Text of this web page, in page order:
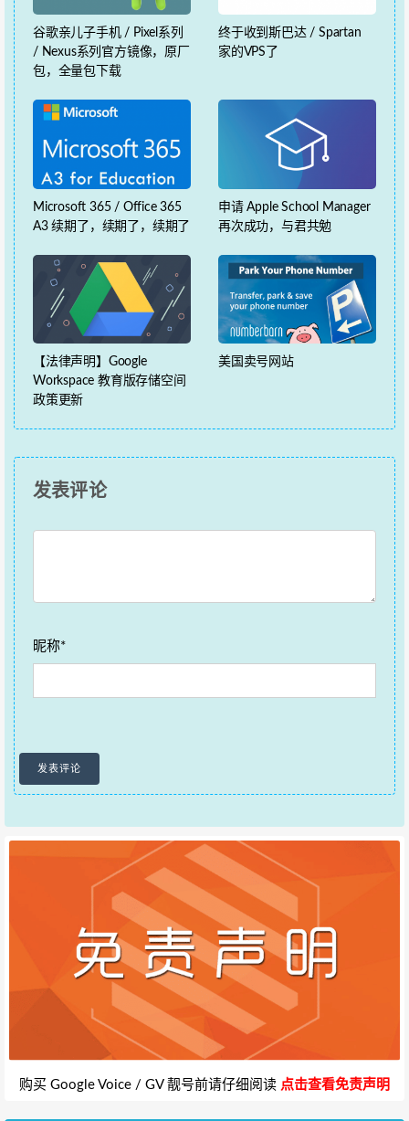
谷歌亲儿子手机 / Pixel系列
/ Nexus系列官方镜像，原厂
包，全量包下载
终于收到斯巴达 / Spartan
家的VPS了
Microsoft 365 / Office 365
A3 续期了，续期了，续期了
申请 Apple School Manager
再次成功，与君共勉
【法律声明】Google
Workspace 教育版存储空间
政策更新
美国卖号网站
发表评论
昵称*
购买 Google Voice / GV 靓号前请仔细阅读 点击查看免责声明